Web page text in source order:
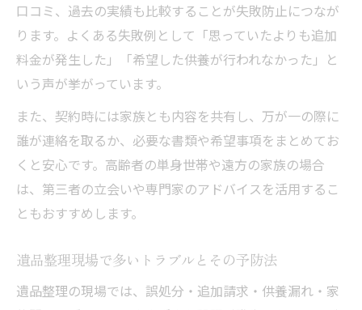
口コミ、過去の実績も比較することが失敗防止につなが
ります。よくある失敗例として「思っていたよりも追加
料金が発生した」「希望した供養が行われなかった」と
いう声が挙がっています。
また、契約時には家族とも内容を共有し、万が一の際に
誰が連絡を取るか、必要な書類や希望事項をまとめてお
くと安心です。高齢者の単身世帯や遠方の家族の場合
は、第三者の立会いや専門家のアドバイスを活用するこ
ともおすすめします。
遺品整理現場で多いトラブルとその予防法
遺品整理の現場では、誤処分・追加請求・供養漏れ・家